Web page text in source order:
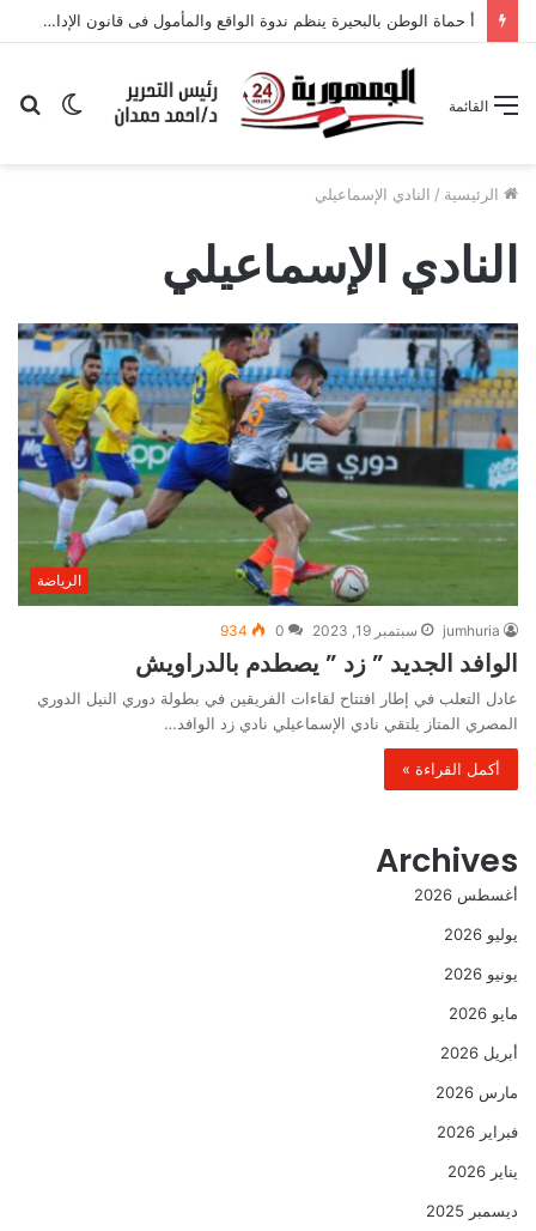
أ حماة الوطن بالبحيرة ينظم ندوة الواقع والمأمول فى قانون الإدارة المحلية
الوضع
القائمة
الرئيسية / النادي الإسماعيلي
النادي الإسماعيلي
الرياضة
jumhuria سبتمبر 19, 2023 0
934
الوافد الجديد ” زد ” يصطدم بالدراويش
عادل التعلب في إطار افتتاح لقاءات الفريقين في بطولة دوري النيل الدوري
المصري المتاز يلتقي نادي الإسماعيلي نادي زد الوافد…
أكمل القراءة »
Archives
أغسطس 2026
يوليو 2026
يونيو 2026
مايو 2026
أبريل 2026
مارس 2026
فبراير 2026
يناير 2026
ديسمبر 2025